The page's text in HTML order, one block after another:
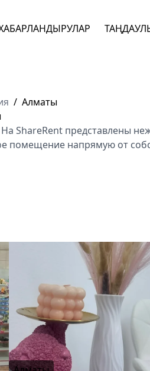
/ Алматы
ShareRent представлены
помещение напрямую от